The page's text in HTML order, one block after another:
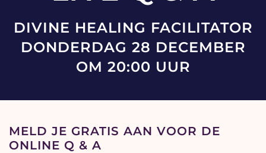
DIVINE HEALING FACILITATOR
DONDERDAG 28 DECEMBER
OM 20:00 UUR
MELD JE GRATIS AAN VOOR DE
ONLINE Q & A